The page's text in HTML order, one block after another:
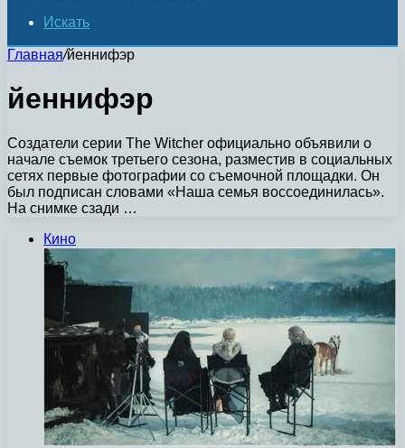
Искать
Главная/йеннифэр
йеннифэр
Создатели серии The Witcher официально объявили о
начале съемок третьего сезона, разместив в социальных
сетях первые фотографии со съемочной площадки. Он
был подписан словами «Наша семья воссоединилась».
На снимке сзади …
Кино